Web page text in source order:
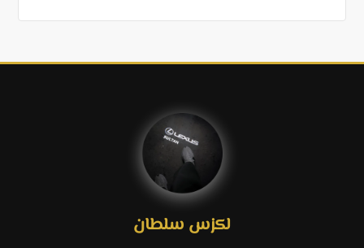
لكزس سلطان